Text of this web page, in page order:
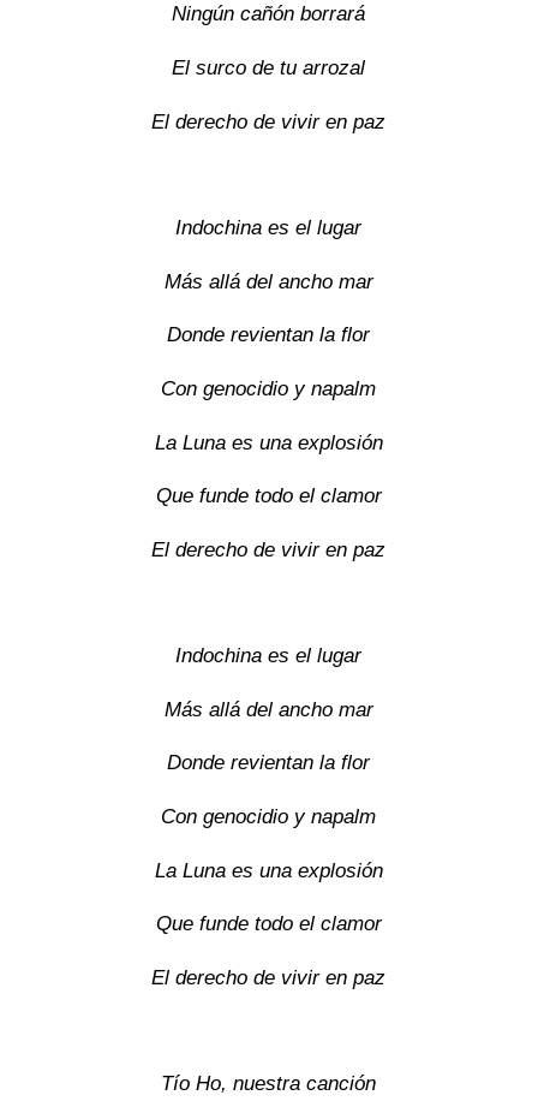
Ningún cañón borrará
El surco de tu arrozal
El derecho de vivir en paz
Indochina es el lugar
Más allá del ancho mar
Donde revientan la flor
Con genocidio y napalm
La Luna es una explosión
Que funde todo el clamor
El derecho de vivir en paz
Indochina es el lugar
Más allá del ancho mar
Donde revientan la flor
Con genocidio y napalm
La Luna es una explosión
Que funde todo el clamor
El derecho de vivir en paz
Tío Ho, nuestra canción